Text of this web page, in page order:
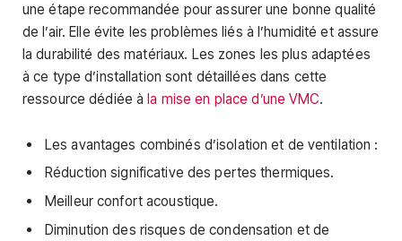
une étape recommandée pour assurer une bonne qualité
de l’air. Elle évite les problèmes liés à l’humidité et assure
la durabilité des matériaux. Les zones les plus adaptées
à ce type d’installation sont détaillées dans cette
ressource dédiée à la mise en place d’une VMC.
Les avantages combinés d’isolation et de ventilation :
Réduction significative des pertes thermiques.
Meilleur confort acoustique.
Diminution des risques de condensation et de